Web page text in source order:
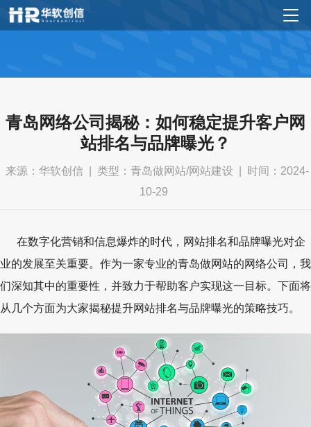
青岛网络公司揭秘：如何稳定提升客户网
站排名与品牌曝光？
来源：华软创信 ‌| ‌类型：青岛做网站/网站建设 | ‌时间：2024-
10-29
在数字化营销和信息爆炸的时代，网站排名和品牌曝光对企
业的发展至关重要。作为一家专业的青岛做网站的网络公司，我
们深知其中的重要性，并致力于帮助客户实现这一目标。下面将
从几个方面为大家揭秘提升网站排名与品牌曝光的策略技巧。